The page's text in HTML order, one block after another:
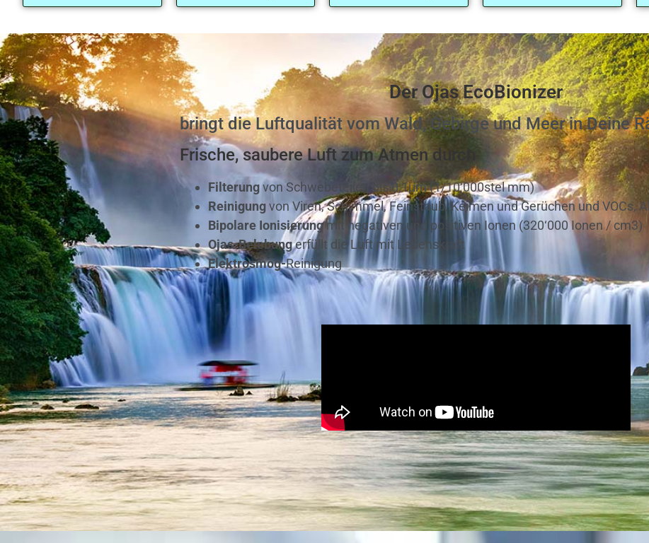
Der Ojas EcoBionizer
bringt die Luftqualität vom Wald, Gebirge und Meer in Deine
Frische, saubere Luft zum Atmen durch
Filterungvon Schwebeteilen bis 0,1μm (1/10‘000stel mm)
Reinigungvon Viren, Schimmel, Feinstaub, Keimen und Gerüchen und VOCs,
Bipolare Ionisierungmit negativen und positiven Ionen (320‘000 Ionen / cm3)
Ojas-Belebungerfüllt die Luft mit Lebenskraft
Elektrosmog-Reinigung